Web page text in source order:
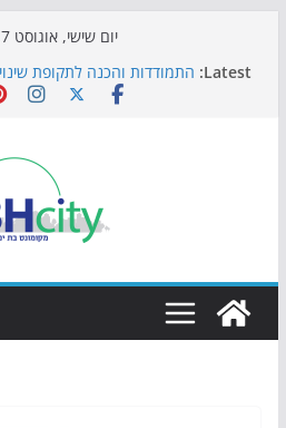
יום שישי, אוגוסט 7, 2026
Latest: התמודדות והכנה לתקופת שינוי
אי ההרפתקאות ממשיך לכבוש
כדורגל באווירה מיוחדת:
הקיץ של בני הנוער בבת־ים:
בטוח בשעות הערב